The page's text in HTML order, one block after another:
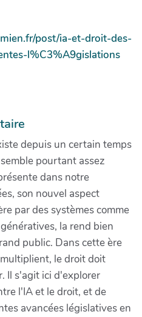
post/ia-et-droit-des-
l%C3%A9gislations
depuis un certain temps
pourtant assez
dans notre
son nouvel aspect
par des systèmes comme
la rend bien
public. Dans cette ère
le droit doit
Il s'agit ici d'explorer
l'IA et le droit, et de
avancées législatives en